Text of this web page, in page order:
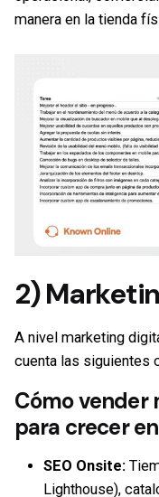
manera en la tienda
2)
A nivel marketing
cuenta las siguientes
Cómo vender
para crecer en
SEO Onsite:
Lighthouse),